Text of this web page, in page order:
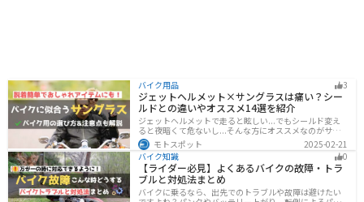
バイク用品 3
ジェットヘルメット×サングラスは痛い？シー
ルドとの違いやオススメ14選を紹介
ジェットヘルメットで走ると眩しい...でもシールド変え
ると夜暗くて危ないし...そんな方にオススメなのがサン
グラスです！サングラスなら付け外しが自由で、眩しい
時だけ使えます。バイクを降りてからのファッションと
しても使えるおしゃれアイテムです。
モトスポット
2025-02-21
バイク知識
0
【ライダー必見】よくあるバイクの故障・トラ
ブルと対処法まとめ
バイクに乗るなら、出先でのトラブルや故障は避けたい